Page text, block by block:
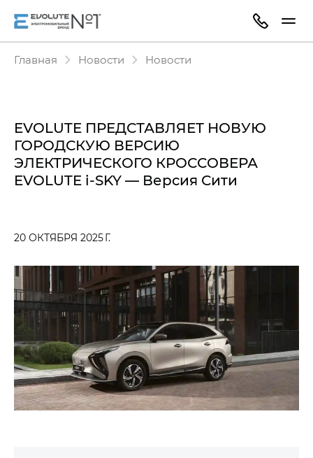
Главная Новости Новости
EVOLUTE ПРЕДСТАВЛЯЕТ НОВУЮ
ГОРОДСКУЮ ВЕРСИЮ
ЭЛЕКТРИЧЕСКОГО КРОССОВЕРА
EVOLUTE i‑SKY — Версия Сити
20 ОКТЯБРЯ 2025 Г.